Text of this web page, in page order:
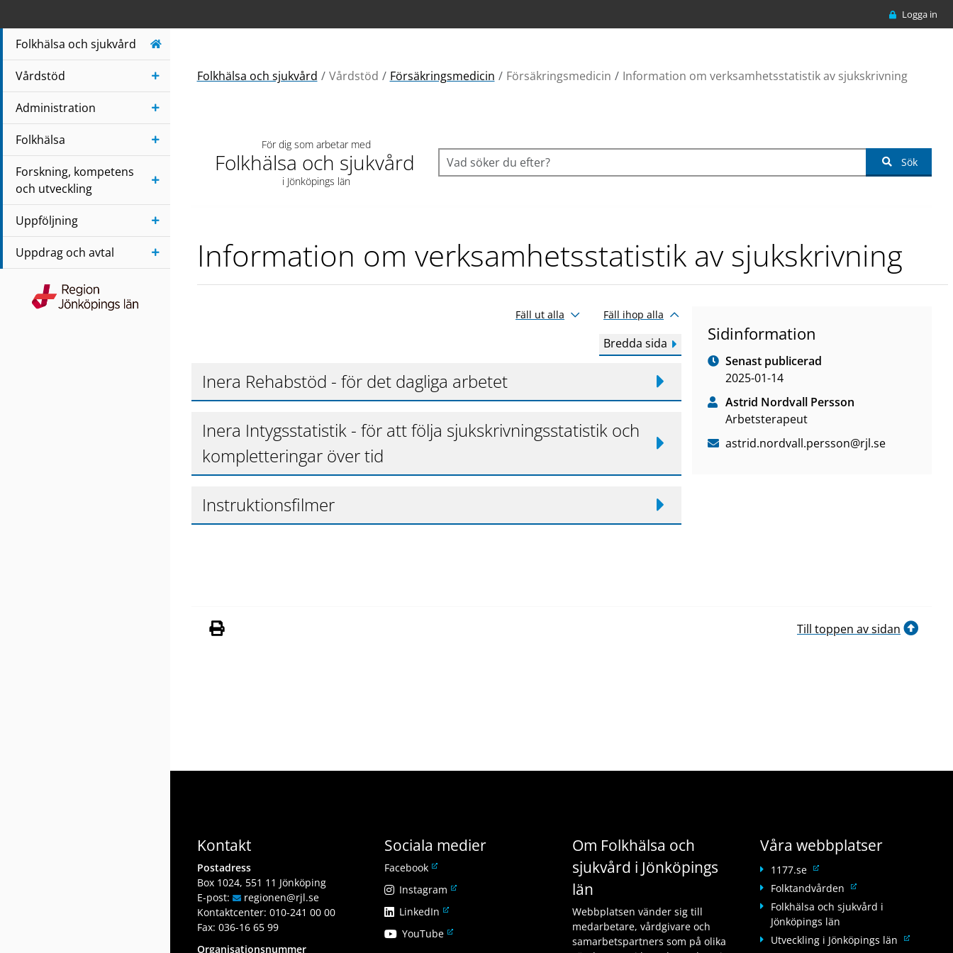
Logga in
Folkhälsa och sjukvård
Vårdstöd
Administration
Folkhälsa
Forskning, kompetens
och utveckling
Uppföljning
Uppdrag och avtal
Folkhälsa och sjukvård Vårdstöd Försäkringsmedicin Försäkringsmedicin Information om verksamhetsstatistik av sjukskrivning
För dig som arbetar med
Folkhälsa och sjukvård
i Jönköpings län
Sök
Information om verksamhetsstatistik av sjukskrivning
Fäll ut alla Fäll ihop alla
Bredda sida
Inera Rehabstöd - för det dagliga arbetet
Inera Intygsstatistik - för att följa sjukskrivningsstatistik och
kompletteringar över tid
Instruktionsfilmer
Sidinformation
Senast publicerad
2025-01-14
Astrid Nordvall Persson
Arbetsterapeut
astrid.nordvall.persson@rjl.se
Till toppen av sidan
Kontakt
Postadress
Box 1024, 551 11 Jönköping
E-post:
regionen@rjl.se
Kontaktcenter: 010-241 00 00
Fax: 036-16 65 99
Organisationsnummer
Sociala medier
FacebookL
n
k
i
Instagram L
ä
k
LinkedIn L
n
YouTubeL
Om Folkhälsa och
sjukvård i Jönköpings
län
Webbplatsen vänder sig till
medarbetare, vårdgivare och
samarbetspartners som på olika
Våra webbplatser
1177.se L
ä
k
t
i
Folktandvården L
ä
t
Folkhälsa och sjukvård i
Jönköpings län
Utveckling i Jönköpings län L